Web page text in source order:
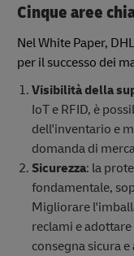
Cinque aree
Nel White Paper,
per il successo dei
Visibilità della
IoT e RFID, è
dell'inventario e
domanda di
Sicurezza: la
fondamentale,
Migliorare
reclami e
consegna sicura